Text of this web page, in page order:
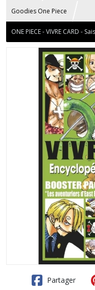
Goodies One Piece
ONE PIECE - VIVRE CARD -
Partager